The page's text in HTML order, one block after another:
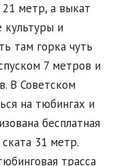
21 метр, а выкат
культуры и
там горка чуть
7 метров и
В Советском
на тюбингах и
бесплатная
31 метр.
трасса